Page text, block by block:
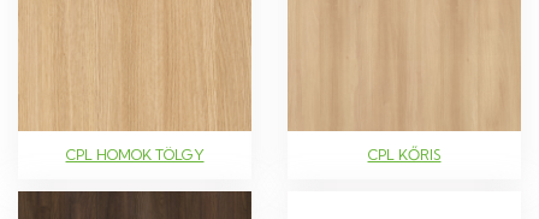
CPL HOMOK TÖLGY CPL KŐRIS